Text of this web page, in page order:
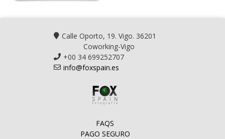
Calle Oporto, 19. Vigo. 36201
Coworking-Vigo
+00 34 699252707
info@foxspain.es
FAQS
PAGO SEGURO